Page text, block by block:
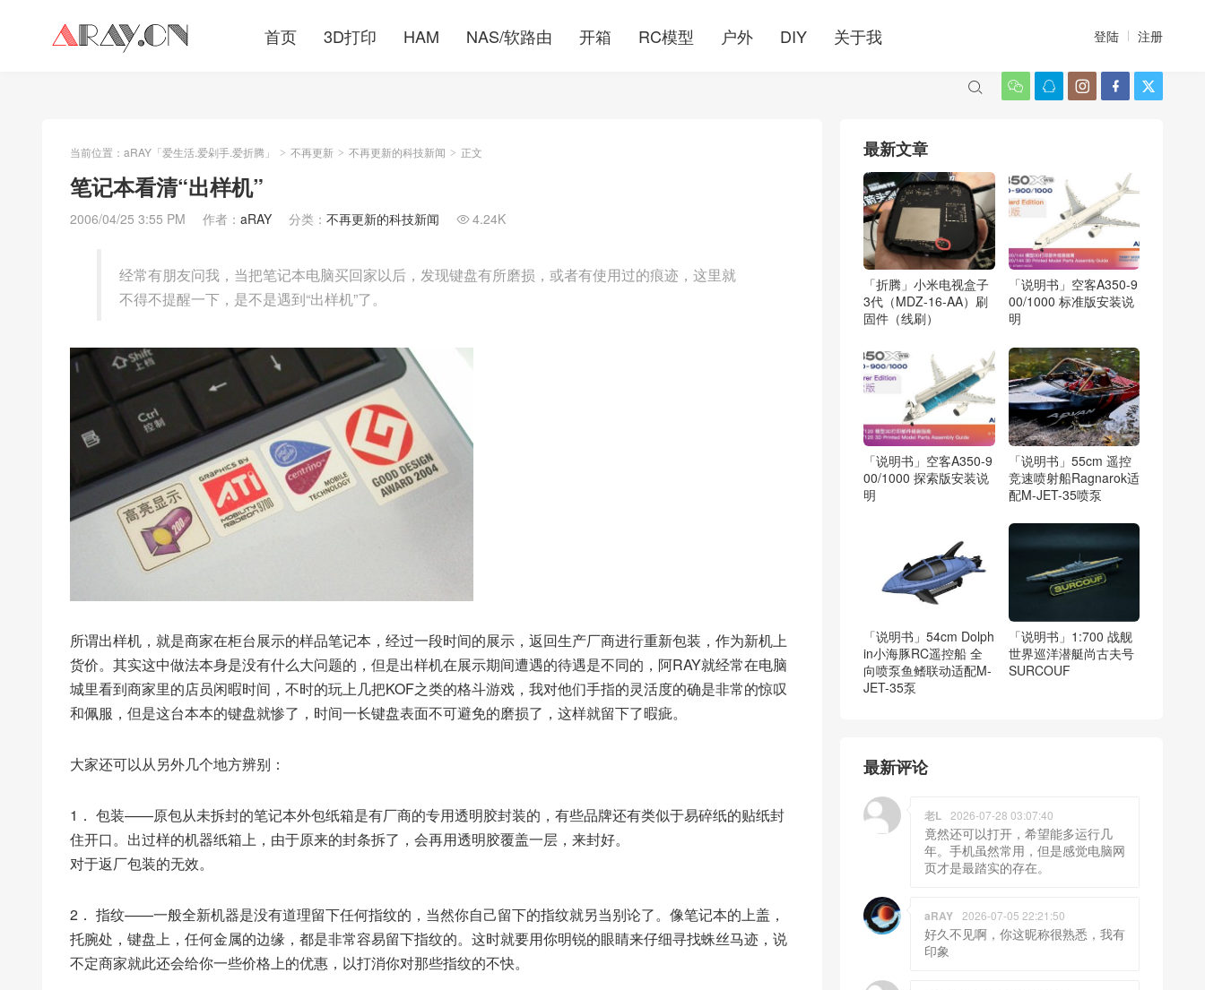
首页 3D打印 HAM NAS/软路由 开箱 RC模型 户外 DIY 关于我 登陆 注册
    

当前位置： aRAY「爱生活.爱剁手.爱折腾」 > 不再更新 > 不再更新的科技新闻 > 正文
笔记本看清“出样机”
2006/04/25 3:55 PM 作者： aRAY 分类： 不再更新的科技新闻  4.24K
经常有朋友问我，当把笔记本电脑买回家以后，发现键盘有所磨损，或者有使用过的痕迹，这里就
不得不提醒一下，是不是遇到“出样机”了。
所谓出样机，就是商家在柜台展示的样品笔记本，经过一段时间的展示，返回生产厂商进行重新包装，作为新机上
货价。其实这中做法本身是没有什么大问题的，但是出样机在展示期间遭遇的待遇是不同的，阿RAY就经常在电脑
城里看到商家里的店员闲暇时间，不时的玩上几把KOF之类的格斗游戏，我对他们手指的灵活度的确是非常的惊叹
和佩服，但是这台本本的键盘就惨了，时间一长键盘表面不可避免的磨损了，这样就留下了暇疵。
大家还可以从另外几个地方辨别：
1． 包装——原包从未拆封的笔记本外包纸箱是有厂商的专用透明胶封装的，有些品牌还有类似于易碎纸的贴纸封
住开口。出过样的机器纸箱上，由于原来的封条拆了，会再用透明胶覆盖一层，来封好。
对于返厂包装的无效。
2． 指纹——一般全新机器是没有道理留下任何指纹的，当然你自己留下的指纹就另当别论了。像笔记本的上盖，
托腕处，键盘上，任何金属的边缘，都是非常容易留下指纹的。这时就要用你明锐的眼睛来仔细寻找蛛丝马迹，说
不定商家就此还会给你一些价格上的优惠，以打消你对那些指纹的不快。
最新文章
「折腾」小米电视盒子
3代（MDZ-16-AA）刷
固件（线刷）
「说明书」空客A350-9
00/1000 标准版安装说
明
「说明书」空客A350-9
00/1000 探索版安装说
明
「说明书」55cm 遥控
竞速喷射船Ragnarok适
配M-JET-35喷泵
「说明书」54cm Dolph
in小海豚RC遥控船 全
向喷泵鱼鳍联动适配M-
JET-35泵
「说明书」1:700 战舰
世界巡洋潜艇尚古夫号
SURCOUF
最新评论
老L 2026-07-28 03:07:40
竟然还可以打开，希望能多运行几
年。手机虽然常用，但是感觉电脑网
页才是最踏实的存在。
aRAY 2026-07-05 22:21:50
好久不见啊，你这昵称很熟悉，我有
印象